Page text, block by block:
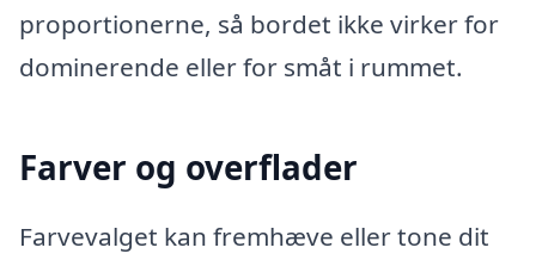
proportionerne, så bordet ikke virker for
dominerende eller for småt i rummet.
Farver og overflader
Farvevalget kan fremhæve eller tone dit